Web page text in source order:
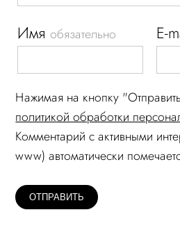
Имяобязательно E-
Нажимая на кнопку
политикой обработки
Комментарий c активными
www) автоматически